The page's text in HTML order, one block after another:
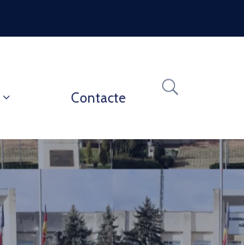
Contacte